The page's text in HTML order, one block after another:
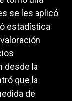
se les aplicó
estadística
desde la
que la
de